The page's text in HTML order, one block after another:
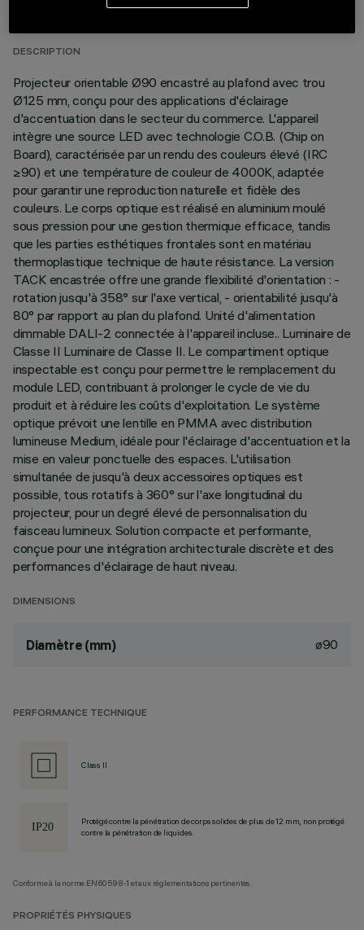
DERNIÈRE MISE À JOUR: 05/08/2026
DESCRIPTION
Projecteur orientable Ø90 encastré au plafond avec trou
Ø125 mm, conçu pour des applications d'éclairage
d'accentuation dans le secteur du commerce. L'appareil
intègre une source LED avec technologie C.O.B. (Chip on
Board), caractérisée par un rendu des couleurs élevé (IRC
≥90) et une température de couleur de 4000K, adaptée
pour garantir une reproduction naturelle et fidèle des
couleurs. Le corps optique est réalisé en aluminium moulé
sous pression pour une gestion thermique efficace, tandis
que les parties esthétiques frontales sont en matériau
thermoplastique technique de haute résistance. La version
TACK encastrée offre une grande flexibilité d'orientation : -
rotation jusqu'à 358° sur l'axe vertical, - orientabilité jusqu'à
80° par rapport au plan du plafond. Unité d'alimentation
dimmable DALI-2 connectée à l'appareil incluse.. Luminaire de
Classe II Luminaire de Classe II. Le compartiment optique
inspectable est conçu pour permettre le remplacement du
module LED, contribuant à prolonger le cycle de vie du
produit et à réduire les coûts d'exploitation. Le système
optique prévoit une lentille en PMMA avec distribution
lumineuse Medium, idéale pour l'éclairage d'accentuation et la
mise en valeur ponctuelle des espaces. L'utilisation
simultanée de jusqu'à deux accessoires optiques est
possible, tous rotatifs à 360° sur l'axe longitudinal du
projecteur, pour un degré élevé de personnalisation du
faisceau lumineux. Solution compacte et performante,
conçue pour une intégration architecturale discrète et des
performances d'éclairage de haut niveau.
DIMENSIONS
Diamètre (mm) ø90
PERFORMANCE TECHNIQUE
Class II
Protégé contre la pénétration de corps solides de plus de 12 mm, non protégé
contre la pénétration de liquides.
Conforme à la norme EN60598-1 et aux réglementations pertinentes.
PROPRIÉTÉS PHYSIQUES